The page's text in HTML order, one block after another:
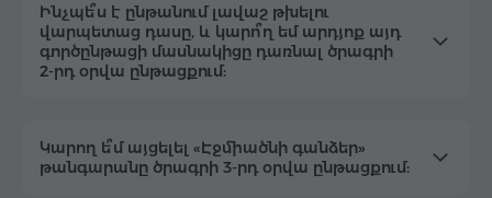
Ինչպե՞ս է ընթանում լավաշ թխելու
վարպետաց դասը, և կարո՞ղ եմ արդյոք այդ
գործընթացի մասնակիցը դառնալ ծրագրի
2-րդ օրվա ընթացքում:
Կարող ե՞մ այցելել «Էջմիածնի գանձեր»
թանգարանը ծրագրի 3-րդ օրվա ընթացքում: